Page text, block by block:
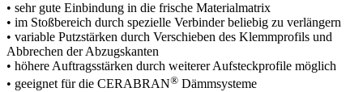
• sehr gute Einbindung in die frische Materialmatrix
• im Stoßbereich durch spezielle Verbinder beliebig zu verlängern
• variable Putzstärken durch Verschieben des Klemmprofils und
Abbrechen der Abzugskanten
• höhere Auftragsstärken durch weiterer Aufsteckprofile möglich
• geeignet für die CERABRAN® Dämmsysteme